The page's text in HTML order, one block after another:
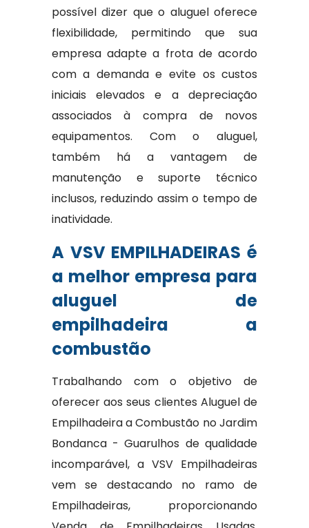
possível dizer que o aluguel oferece
flexibilidade, permitindo que sua
empresa adapte a frota de acordo
com a demanda e evite os custos
iniciais elevados e a depreciação
associados à compra de novos
equipamentos. Com o aluguel,
também há a vantagem de
manutenção e suporte técnico
inclusos, reduzindo assim o tempo de
inatividade.
A VSV EMPILHADEIRAS é
a melhor empresa para
aluguel de
empilhadeira a
combustão
Trabalhando com o objetivo de
oferecer aos seus clientes Aluguel de
Empilhadeira a Combustão no Jardim
Bondanca - Guarulhos de qualidade
incomparável, a VSV Empilhadeiras
vem se destacando no ramo de
Empilhadeiras, proporcionando